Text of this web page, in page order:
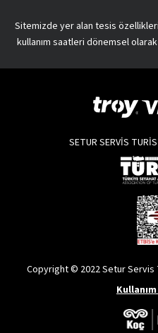
Sitemizde yer alan tesis
kullanım saatleri dönemsel
SETUR SERVİS
Copyright © 2022 Setur Servis